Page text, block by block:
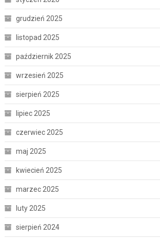
grudzień 2025
listopad 2025
październik 2025
wrzesień 2025
sierpień 2025
lipiec 2025
czerwiec 2025
maj 2025
kwiecień 2025
marzec 2025
luty 2025
sierpień 2024